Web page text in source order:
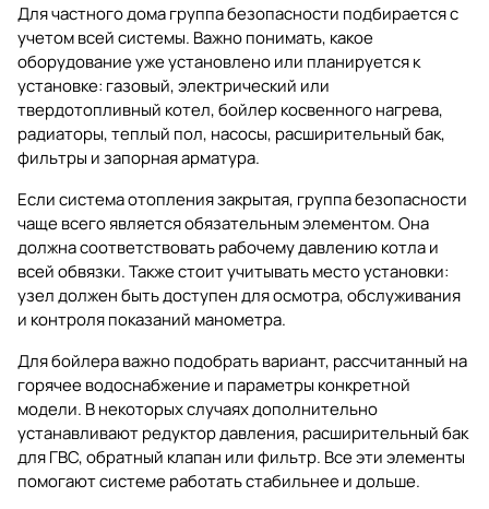
Для частного дома группа безопасности подбирается с
учетом всей системы. Важно понимать, какое
оборудование уже установлено или планируется к
установке: газовый, электрический или
твердотопливный котел, бойлер косвенного нагрева,
радиаторы, теплый пол, насосы, расширительный бак,
фильтры и запорная арматура.
Если система отопления закрытая, группа безопасности
чаще всего является обязательным элементом. Она
должна соответствовать рабочему давлению котла и
всей обвязки. Также стоит учитывать место установки:
узел должен быть доступен для осмотра, обслуживания
и контроля показаний манометра.
Для бойлера важно подобрать вариант, рассчитанный на
горячее водоснабжение и параметры конкретной
модели. В некоторых случаях дополнительно
устанавливают редуктор давления, расширительный бак
для ГВС, обратный клапан или фильтр. Все эти элементы
помогают системе работать стабильнее и дольше.